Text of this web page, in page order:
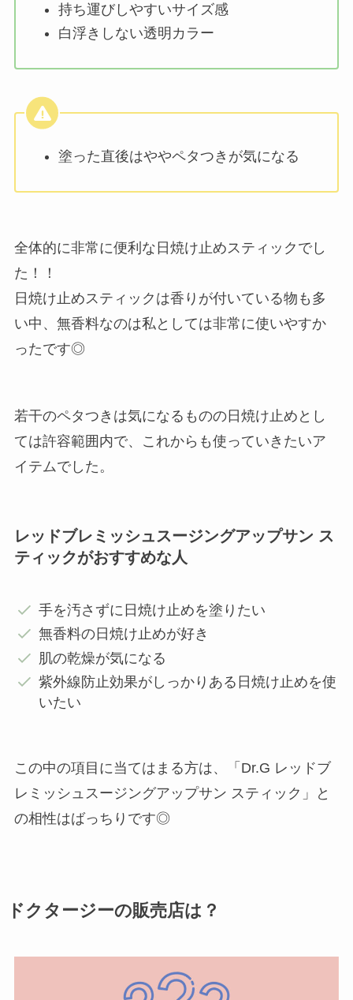
持ち運びしやすいサイズ感
白浮きしない透明カラー
塗った直後はややペタつきが気になる
全体的に非常に便利な日焼け止めスティックでし
た！！
日焼け止めスティックは香りが付いている物も多
い中、無香料なのは私としては非常に使いやすか
ったです◎
若干のペタつきは気になるものの日焼け止めとし
ては許容範囲内で、これからも使っていきたいア
イテムでした。
レッドブレミッシュスージングアップサン ス
ティックがおすすめな人
手を汚さずに日焼け止めを塗りたい
無香料の日焼け止めが好き
肌の乾燥が気になる
紫外線防止効果がしっかりある日焼け止めを使
いたい
この中の項目に当てはまる方は、「Dr.G レッドブ
レミッシュスージングアップサン スティック」と
の相性はばっちりです◎
ドクタージーの販売店は？